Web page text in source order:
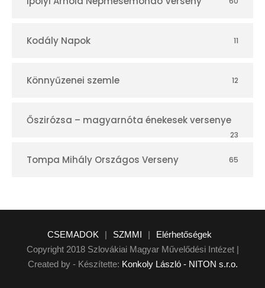
Kodály Napok 11
Könnyűzenei szemle 12
Őszirózsa – magyarnóta énekesek versenye
23
Tompa Mihály Országos Verseny 65
CSEMADOK | SZMMI |
Elérhetőségek
Copyright 2018 Szlovákiai Magyar Művelődési Intézet |
Created by - Készítette: Konkoly László - NITON s.r.o.